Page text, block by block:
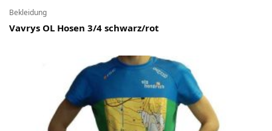
Bekleidung
Vavrys OL Hosen 3/4 schwarz/rot